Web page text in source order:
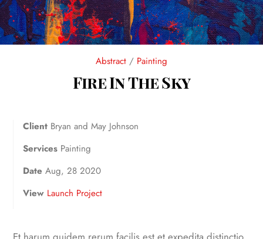
Abstract / Painting
Fire In The Sky
ClientBryan and May Johnson
ServicesPainting
Date Aug, 28 2020
View Launch Project